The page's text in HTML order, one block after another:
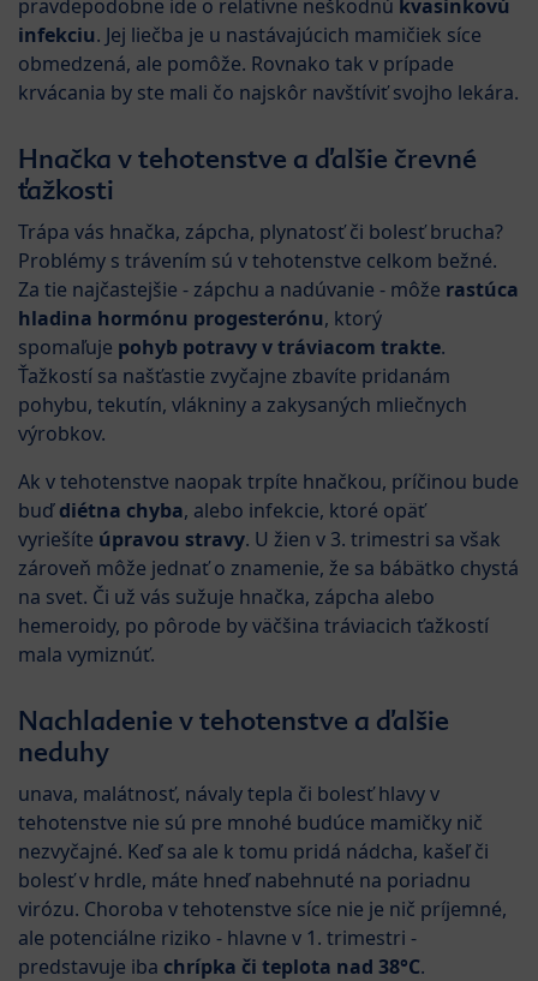
pravdepodobne ide o relatívne neškodnú kvasinkovú
infekciu. Jej liečba je u nastávajúcich mamičiek síce
obmedzená, ale pomôže. Rovnako tak v prípade
krvácania by ste mali čo najskôr navštíviť svojho lekára.
Hnačka v tehotenstve a ďalšie črevné
ťažkosti
Trápa vás hnačka, zápcha, plynatosť či bolesť brucha?
Problémy s trávením sú v tehotenstve celkom bežné.
Za tie najčastejšie - zápchu a nadúvanie - môže rastúca
hladina hormónu progesterónu, ktorý
spomaľuje pohyb potravy v tráviacom trakte.
Ťažkostí sa našťastie zvyčajne zbavíte pridanám
pohybu, tekutín, vlákniny a zakysaných mliečnych
výrobkov.
Ak v tehotenstve naopak trpíte hnačkou, príčinou bude
buďdiétna chyba, alebo infekcie, ktoré opäť
vyriešíte úpravou stravy. U žien v 3. trimestri sa však
zároveň môže jednať o znamenie, že sa bábätko chystá
na svet. Či už vás sužuje hnačka, zápcha alebo
hemeroidy, po pôrode by väčšina tráviacich ťažkostí
mala vymiznúť.
Nachladenie v tehotenstve a ďalšie
neduhy
unava, malátnosť, návaly tepla či bolesť hlavy v
tehotenstve nie sú pre mnohé budúce mamičky nič
nezvyčajné. Keď sa ale k tomu pridá nádcha, kašeľ či
bolesť v hrdle, máte hneď nabehnuté na poriadnu
virózu. Choroba v tehotenstve síce nie je nič príjemné,
ale potenciálne riziko - hlavne v 1. trimestri -
predstavuje iba chrípka či teplota nad 38°C.